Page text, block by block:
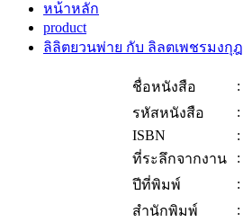
หน้าหลัก
product
ลิลิตยวนพ่าย กับ ลิลตเพชรมงกุฎ
ชื่อหนังสือ :
รหัสหนังสือ
:
ISBN
:
ที่ระลึกจากงาน
:
ปีที่พิมพ์
:
สำนักพิมพ์
: